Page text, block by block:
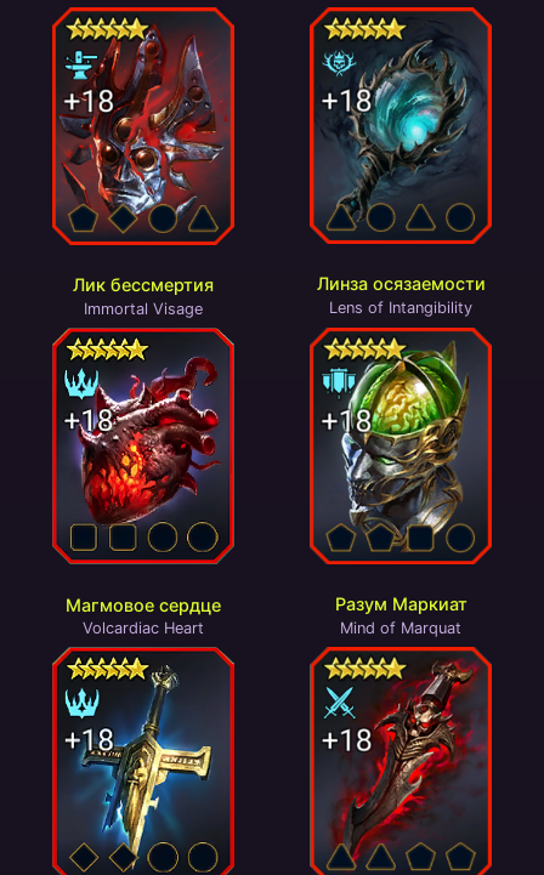
Лик бессмертия
Immortal Visage
Линза осязаемости
Lens of Intangibility
Магмовое сердце
Volcardiac Heart
Разум Маркиат
Mind of Marquat